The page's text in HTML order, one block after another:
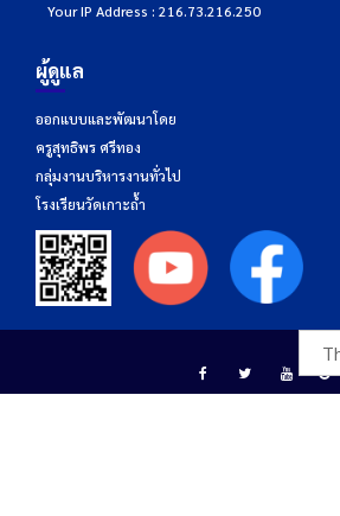
Your IP Address : 216.73.216.250
ผู้ดูแล
ออกแบบและพัฒนาโดย
ครูสุทธิพร ศรีทอง
กลุ่มงานบริหารงานทั่วไป
โรงเรียนวัดเกาะถ้ำ